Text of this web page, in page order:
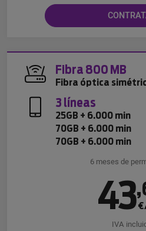
Fibra 800 MB
Fibra óptica
3 líneas
25GB + 6.000 min
70GB + 6.000 min
70GB + 6.000 min
6 meses de
43,
IVA